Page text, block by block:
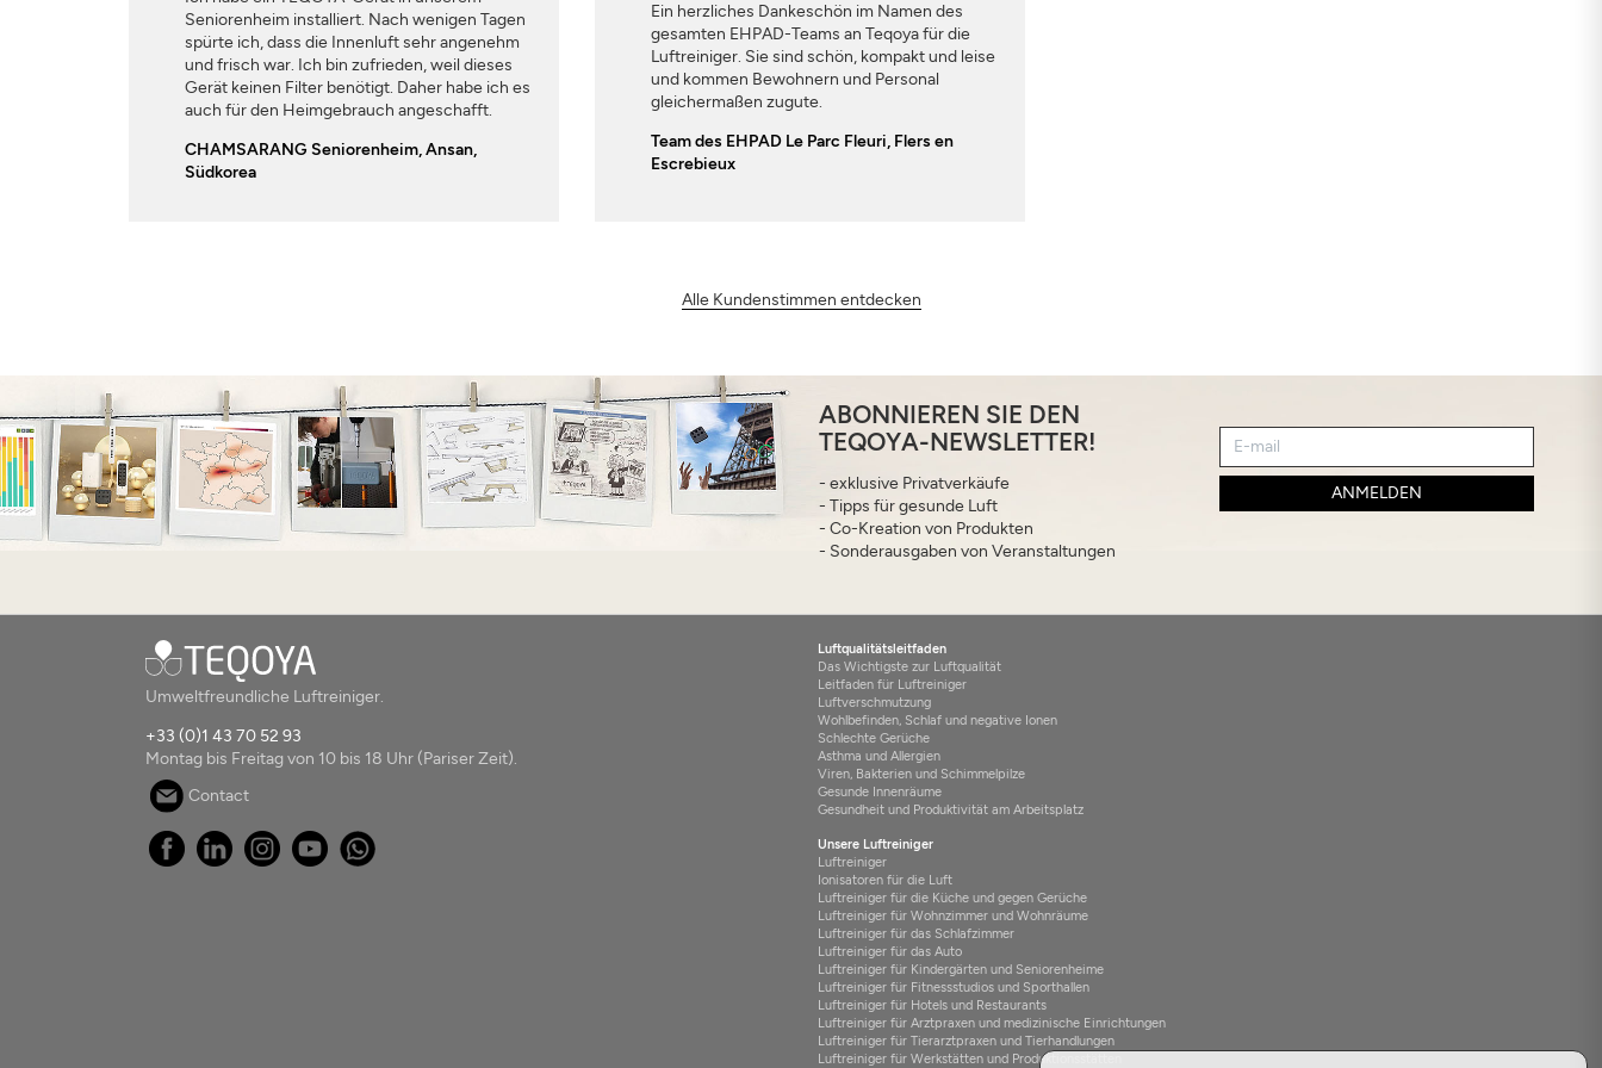
Seniorenheim installiert. Nach wenigen Tagen
spürte ich, dass die Innenluft sehr angenehm
und frisch war. Ich bin zufrieden, weil dieses
Gerät keinen Filter benötigt. Daher habe ich es
auch für den Heimgebrauch angeschafft.
CHAMSARANG Seniorenheim, Ansan,
Südkorea
Ein herzliches Dankeschön im Namen des
gesamten EHPAD-Teams an Teqoya für die
Luftreiniger. Sie sind schön, kompakt und leise
und kommen Bewohnern und Personal
gleichermaßen zugute.
Team des EHPAD Le Parc Fleuri, Flers en
Escrebieux
Alle Kundenstimmen entdecken
ABONNIEREN SIE DEN
TEQOYA-NEWSLETTER!
- exklusive Privatverkäufe
- Tipps für gesunde Luft
- Co-Kreation von Produkten
- Sonderausgaben von Veranstaltungen
ANMELDEN
Umweltfreundliche Luftreiniger.
+33 (0)1 43 70 52 93
Montag bis Freitag von 10 bis 18 Uhr (Pariser Zeit).
Contact
Luftqualitätsleitfaden
Das Wichtigste zur Luftqualität
Leitfaden für Luftreiniger
Luftverschmutzung
Wohlbefinden, Schlaf und negative Ionen
Schlechte Gerüche
Asthma und Allergien
Viren, Bakterien und Schimmelpilze
Gesunde Innenräume
Gesundheit und Produktivität am Arbeitsplatz
Unsere Luftreiniger
Luftreiniger
Ionisatoren für die Luft
Luftreiniger für die Küche und gegen Gerüche
Luftreiniger für Wohnzimmer und Wohnräume
Luftreiniger für das Schlafzimmer
Luftreiniger für das Auto
Luftreiniger für Kindergärten und Seniorenheime
Luftreiniger für Fitnessstudios und Sporthallen
Luftreiniger für Hotels und Restaurants
Luftreiniger für Arztpraxen und medizinische Einrichtungen
Luftreiniger für Tierarztpraxen und Tierhandlungen
Luftreiniger für Werkstätten und Produktionsstätten